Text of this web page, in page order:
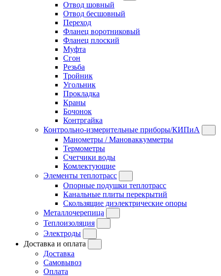
Отвод шовный
Отвод бесшовный
Переход
Фланец воротниковый
Фланец плоский
Муфта
Сгон
Резьба
Тройник
Угольник
Прокладка
Краны
Бочонок
Контргайка
Контрольно-измерительные приборы/КИПиА
Манометры / Мановаккумметры
Термометры
Счетчики воды
Комлектующие
Элементы теплотрасс
Опорные подушки теплотрасс
Канальные плиты перекрытий
Скользящие диэлектрические опоры
Металлочерепица
Теплоизоляция
Электроды
Доставка и оплата
Доставка
Самовывоз
Оплата